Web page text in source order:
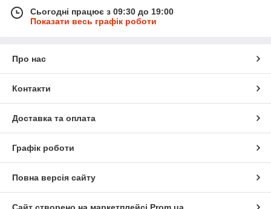
Сьогодні працює з 09:30 до 19:00
Показати весь графік роботи
Про нас
Контакти
Доставка та оплата
Графік роботи
Повна версія сайту